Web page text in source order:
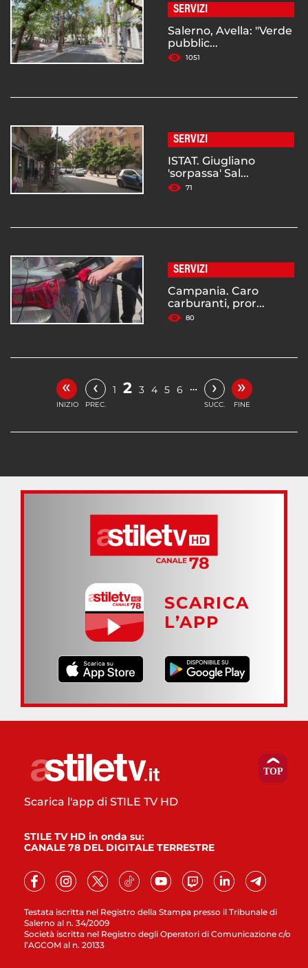
SERVIZI
Salerno, Avella: "Verde
pubblic...
1051
SERVIZI
ISTAT. Giugliano
'sorpassa' Sal...
71
SERVIZI
Campania. Caro
carburanti, pror...
80
«
INIZIO
‹
PREC.
1 2 3 4 5 6 … ›
SUCC.
»
FINE
SCARICA
L’APP
Testata iscritta nel Registro della Stampa presso il Tribunale di
Salerno al n. 34/2009
Società iscritta nel Registro degli Operatori di Comunicazione c/o
l’AGCOM al n. 20133
Scarica l'app di STILE TV HD
STILE TV HD in onda su:
CANALE 78 DEL DIGITALE TERRESTRE